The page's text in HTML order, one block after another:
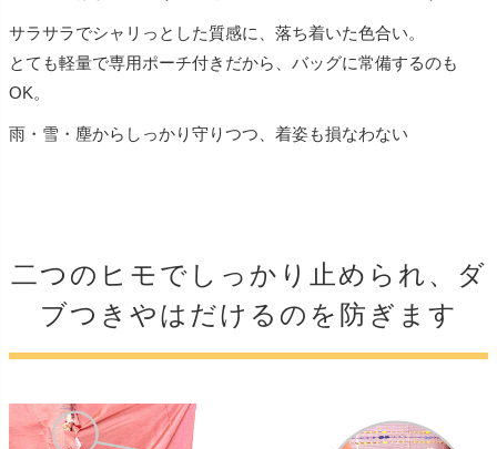
サラサラでシャリっとした質感に、落ち着いた色合い。
とても軽量で専用ポーチ付きだから、バッグに常備するのも
OK。
雨・雪・塵からしっかり守りつつ、着姿も損なわない
二つのヒモでしっかり止められ、ダ
ブつきやはだけるのを防ぎます